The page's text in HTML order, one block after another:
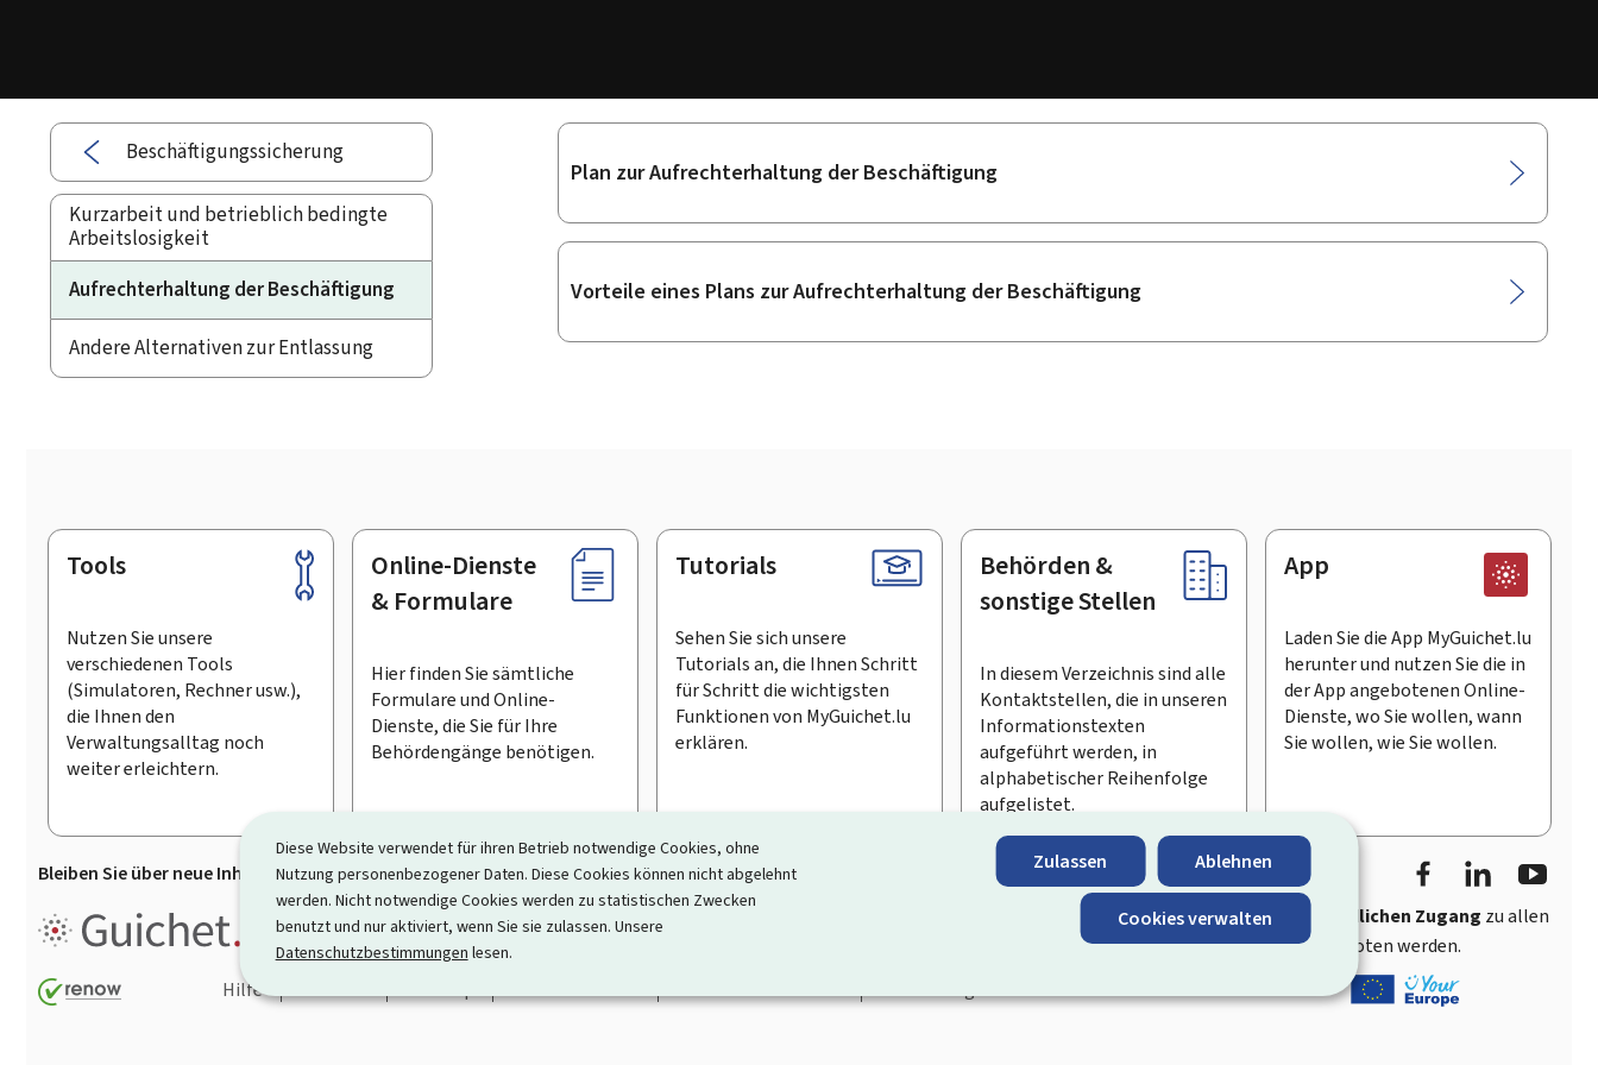
Diese Website verwendet für ihren Betrieb notwendige Cookies, ohne
Nutzung personenbezogener Daten. Diese Cookies können nicht abgelehnt
werden. Nicht notwendige Cookies werden zu statistischen Zwecken
benutzt und nur aktiviert, wenn Sie sie zulassen. Unsere
Datenschutzbestimmungen lesen.
Zulassen Ablehnen
Cookies verwalten
Beschäftigungssicherung
Kurzarbeit und betrieblich bedingte
Arbeitslosigkeit
Aufrechterhaltung der Beschäftigung
Andere Alternativen zur Entlassung
Unterrubriken
Plan zur Aufrechterhaltung der Beschäftigung
Vorteile eines Plans zur Aufrechterhaltung der Beschäftigung
Footer
Tools
Nutzen Sie unsere
verschiedenen Tools
(Simulatoren, Rechner usw.),
die Ihnen den
Verwaltungsalltag noch
weiter erleichtern.
Online-Dienste
& Formulare
Hier finden Sie sämtliche
Formulare und Online-
Dienste, die Sie für Ihre
Behördengänge benötigen.
Tutorials
Sehen Sie sich unsere
Tutorials an, die Ihnen Schritt
für Schritt die wichtigsten
Funktionen von MyGuichet.lu
erklären.
Behörden &
sonstige Stellen
In diesem Verzeichnis sind alle
Kontaktstellen, die in unseren
Informationstexten
aufgeführt werden, in
alphabetischer Reihenfolge
aufgelistet.
App
Laden Sie die App MyGuichet.lu
herunter und nutzen Sie die in
der App angebotenen Online-
Dienste, wo Sie wollen, wann
Sie wollen, wie Sie wollen.
Bleiben Sie über neue Inhalte auf Guichet.lu informiert Den Newsletter abonnieren
FacebookLinkedIn
Guichet.lu ist ein Informationsportal, das Ihre Interaktion mit dem Staat vereinfacht schnellen und benutzerfreundlichen Zugang zu allen
Informationen, Behördengängen und Dienstleistungen, die von den Behörden und sonstigen öffentlichen Stellen Luxemburgs angeboten werden.
Hilfe